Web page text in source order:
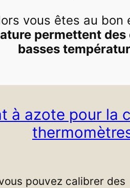
vous êtes au bon
permettent
basses
à azote pour la
pouvez calibrer des